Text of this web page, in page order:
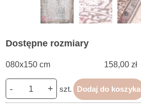
Dostępne rozmiary
080x150 cm 158,00 zł
- + szt. Dodaj do koszyka